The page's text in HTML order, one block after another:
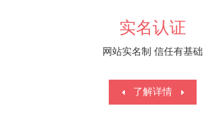
实名认证
网站实名制 信任有基础
了解详情